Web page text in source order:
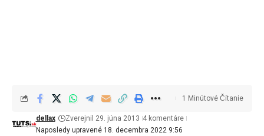
Naposledy upravené 18. decembra 2022 9:56
dellax Zverejnil 29. júna 2013 4 komentáre
1 Minútové Čítanie